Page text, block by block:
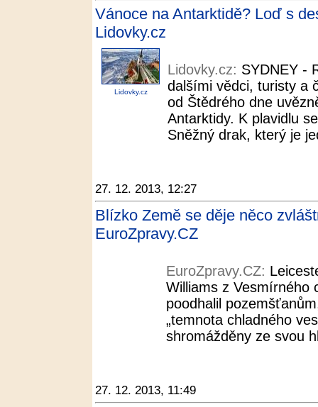
Vánoce na Antarktidě? Loď s
Lidovky.cz
Lidovky.cz
Lidovky.cz: SYDNEY -
dalšími vědci, turisty a
od Štědrého dne
Antarktidy. K plavidlu
Sněžný drak, který je
27. 12. 2013, 12:27
Blízko Země se děje něco
EuroZpravy.CZ
EuroZpravy.CZ:
Williams z Vesmírného
poodhalil
„temnota chladného
shromážděny ze svou
27. 12. 2013, 11:49